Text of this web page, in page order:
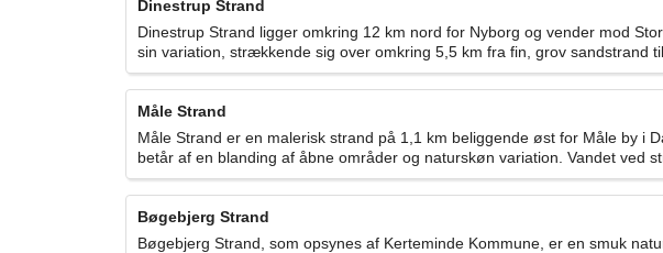
Dinestrup Strand
Dinestrup Strand ligger omkring 12 km nord for Nyborg og vender mod
sin variation, strækkende sig over omkring 5,5 km fra fin, grov sandstrand til
Måle Strand
Måle Strand er en malerisk strand på 1,1 km beliggende øst for Måle by i
betår af en blanding af åbne områder og naturskøn variation. Vandet ved
Bøgebjerg Strand
Bøgebjerg Strand, som opsynes af Kerteminde Kommune, er en smuk